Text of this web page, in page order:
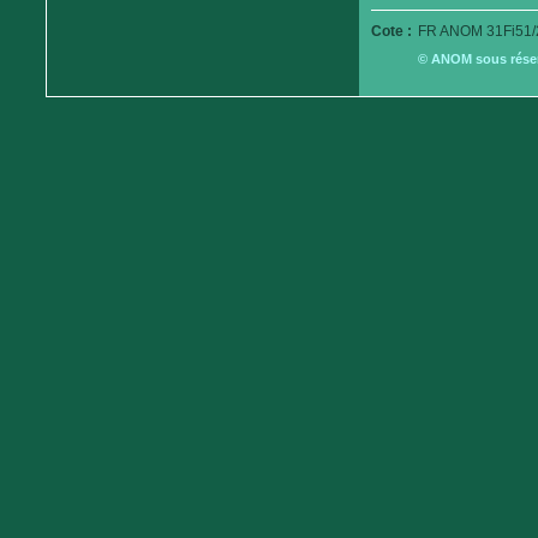
Cote : FR ANOM
© ANOM sous